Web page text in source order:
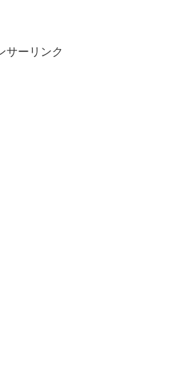
サーリンク